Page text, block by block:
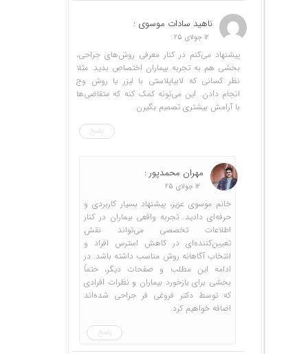
ناهید سادات موسوی :
12 جولای 25
پیشنهاد می‌کنم در کنار معرفی روش‌های جراحی،
بخشی هم به تجربه بیماران اختصاص بدید. مثلا
نظر کسانی که لابیاپلاستی با لیزر یا روش وج
انجام دادن. این می‌تونه کمک کنه که متقاضی‌ها
با آرامش بیشتری تصمیم بگیرن.
پاسخ
مهران محمدپور :
12 جولای 25
خانم موسوی عزیز، پیشنهاد بسیار کاربردی و
حرفه‌ای دادید. تجربه واقعی بیماران در کنار
اطلاعات تخصصی می‌تواند نقش
تعیین‌کننده‌ای در کاهش استرس افراد و
انتخاب آگاهانه روش مناسب داشته باشد. در
ادامه این مطلب و صفحات دیگر، حتماً
بخشی برای بازخورد بیماران و نظرات افرادی
که توسط دکتر فروغی فر جراحی شده‌اند
اضافه خواهیم کرد.
پاسخ